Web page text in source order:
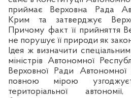
приймає Верховна Рада
Крим та затверджує
Причому факт її прийняття
не порушує її природи як
Ідея ж визначити
міністрів Автономної
Верховної Ради
повною мірою
територіальної